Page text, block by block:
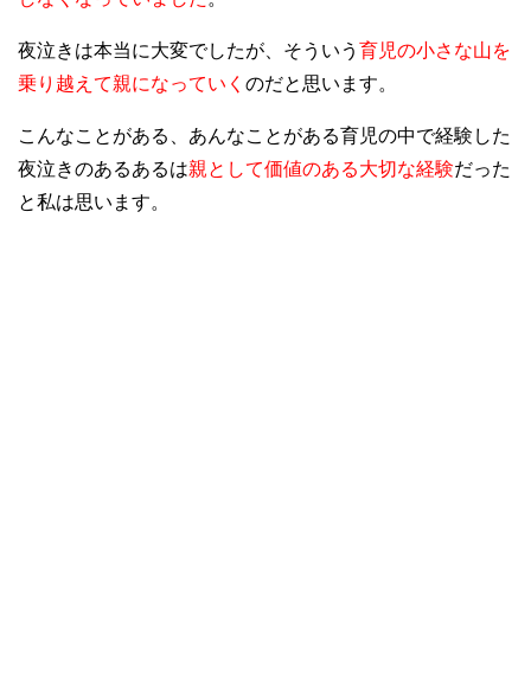
夜泣きは本当に大変でしたが、そういう 育児の小さな山を
乗り越えて親になっていく のだと思います。
こんなことがある、あんなことがある育児の中で経験した
夜泣きのあるあるは親として価値のある大切な経験だった
と私は思います。